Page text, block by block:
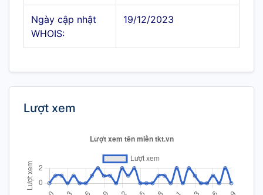
Ngày cập nhật
WHOIS:
19/12/2023
Lượt xem